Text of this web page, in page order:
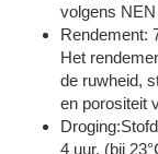
volgens
Rendement:
Het
de ruwheid,
en porositeit
4 uur. (bij